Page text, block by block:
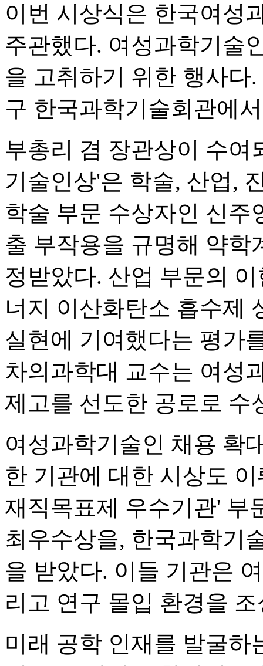
이번 시상식은 한국여성
주관했다. 여성과학기술
을 고취하기 위한 행사다
구 한국과학기술회관에
부총리 겸 장관상이 수여
기술인상'은 학술, 산업,
학술 부문 수상자인 신주
출 부작용을 규명해 약학
정받았다. 산업 부문의
너지 이산화탄소 흡수제
실현에 기여했다는 평가
차의과학대 교수는 여성
제고를 선도한 공로로 수
여성과학기술인 채용 확
한 기관에 대한 시상도
재직목표제 우수기관' 부
최우수상을, 한국과학기
을 받았다. 이들 기관은
리고 연구 몰입 환경을
미래 공학 인재를 발굴하